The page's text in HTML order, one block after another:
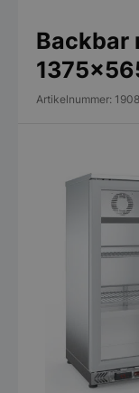
Backbar
Artikelnummer: